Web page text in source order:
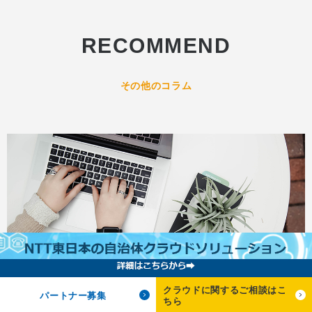
RECOMMEND
その他のコラム
パートナー募集
クラウドに関するご相談はこ
ちら